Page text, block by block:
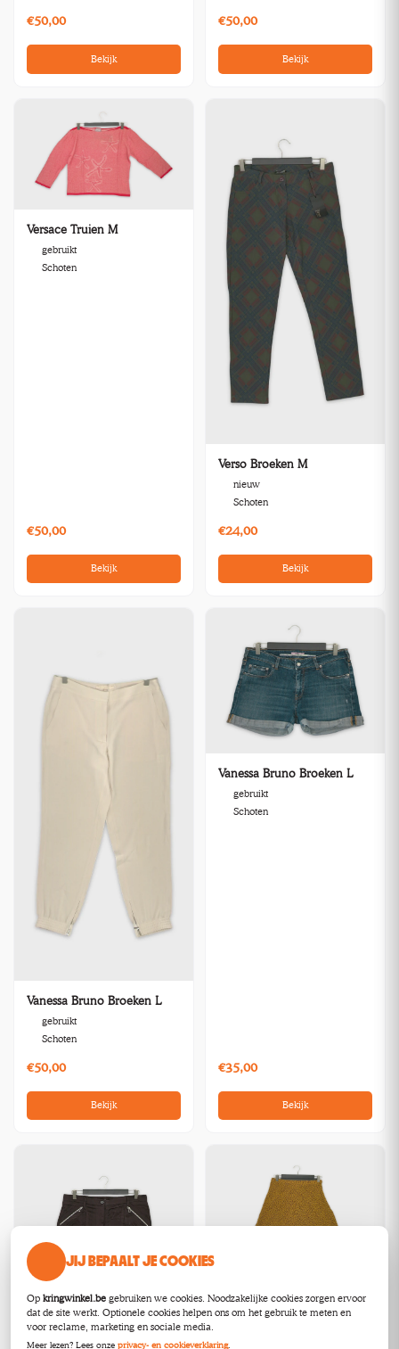
€50,00
Bekijk
€50,00
Bekijk
Versace Truien M
gebruikt
Schoten
€50,00
Bekijk
Verso Broeken M
nieuw
Schoten
€24,00
Bekijk
Vanessa Bruno Broeken L
gebruikt
Schoten
€50,00
Bekijk
Vanessa Bruno Broeken L
gebruikt
Schoten
€35,00
Bekijk
Vanessa Bruno Rokken M
JIJ BEPAALT JE COOKIES
Op kringwinkel.be gebruiken we cookies. Noodzakelijke cookies zorgen ervoor
dat de site werkt. Optionele cookies helpen ons om het gebruik te meten en
voor reclame, marketing en sociale media.
Meer lezen? Lees onze privacy- en cookieverklaring.